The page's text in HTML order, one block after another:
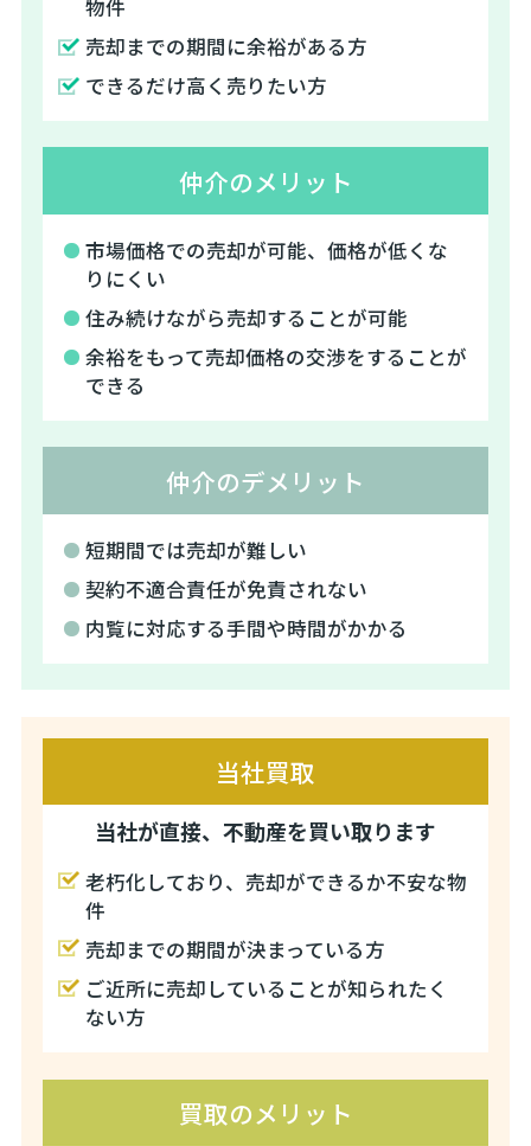
物件
売却までの期間に余裕がある方
できるだけ高く売りたい方
仲介のメリット
市場価格での売却が可能、価格が低くな
りにくい
住み続けながら売却することが可能
余裕をもって売却価格の交渉をすることが
できる
仲介のデメリット
短期間では売却が難しい
契約不適合責任が免責されない
内覧に対応する手間や時間がかかる
当社買取
当社が直接、不動産を買い取ります
老朽化しており、売却ができるか不安な物
件
売却までの期間が決まっている方
ご近所に売却していることが知られたく
ない方
買取のメリット